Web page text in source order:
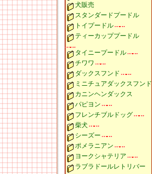
犬販売
スタンダードプードル
トイプードル
ティーカッププードル
タイニープードル
チワワ
ダックスフンド
ミニチュアダックスフンド
カニンヘンダックス
パピヨン
フレンチブルドッグ
柴犬
シーズー
ポメラニアン
ヨークシャテリア
ラブラドールレトリバー